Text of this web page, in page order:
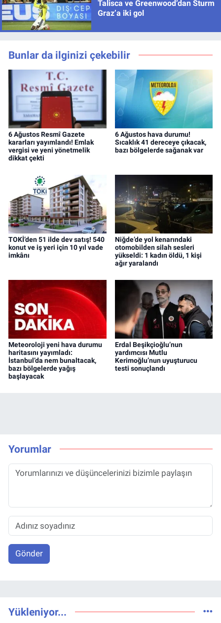
Talisca ve Greenwood’dan Sturm
Graz’a iki gol
Bunlar da ilginizi çekebilir
6 Ağustos Resmî Gazete
kararları yayımlandı! Emlak
vergisi ve yeni yönetmelik
dikkat çekti
6 Ağustos hava durumu!
Sıcaklık 41 dereceye çıkacak,
bazı bölgelerde sağanak var
TOKİ’den 51 ilde dev satış! 540
konut ve iş yeri için 10 yıl vade
imkânı
Niğde’de yol kenarındaki
otomobilden silah sesleri
yükseldi: 1 kadın öldü, 1 kişi
ağır yaralandı
Meteoroloji yeni hava durumu
haritasını yayımladı:
İstanbul’da nem bunaltacak,
bazı bölgelerde yağış
başlayacak
Erdal Beşikçioğlu’nun
yardımcısı Mutlu
Kerimoğlu’nun uyuşturucu
testi sonuçlandı
Yorumlar
Gönder
Yükleniyor...